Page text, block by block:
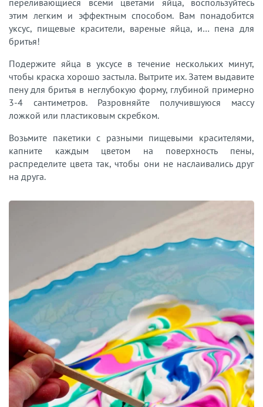
этим легким и эффектным способом. Вам понадобится
уксус, пищевые красители, вареные яйца, и… пена для
бритья!
Подержите яйца в уксусе в течение нескольких минут,
чтобы краска хорошо застыла. Вытрите их. Затем выдавите
пену для бритья в неглубокую форму, глубиной примерно
3-4 сантиметров. Разровняйте получившуюся массу
ложкой или пластиковым скребком.
Возьмите пакетики с разными пищевыми красителями,
капните каждым цветом на поверхность пены,
распределите цвета так, чтобы они не наслаивались друг
на друга.